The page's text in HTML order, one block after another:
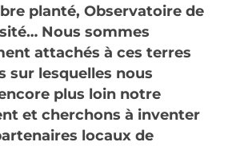
planté, Observatoire de
Nous sommes
attachés à ces terres
sur lesquelles nous
plus loin notre
et cherchons à inventer
locaux de